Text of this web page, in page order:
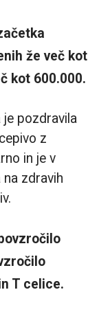
že več kot
kot 600.000.
pozdravila
z
in je v
zdravih
T celice.